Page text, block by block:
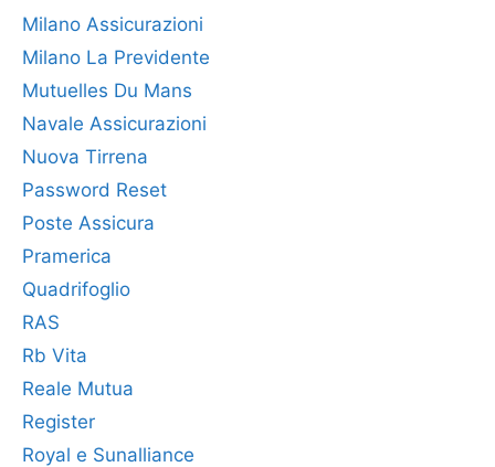
Milano Assicurazioni
Milano La Previdente
Mutuelles Du Mans
Navale Assicurazioni
Nuova Tirrena
Password Reset
Poste Assicura
Pramerica
Quadrifoglio
RAS
Rb Vita
Reale Mutua
Register
Royal e Sunalliance